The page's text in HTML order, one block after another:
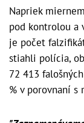
Napriek
pod kontrolou a
je počet
stiahli polícia,
72 413
% v porovnaní s